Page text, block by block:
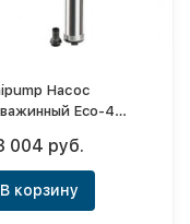
Насос
Eco-4
004 руб.
В корзину